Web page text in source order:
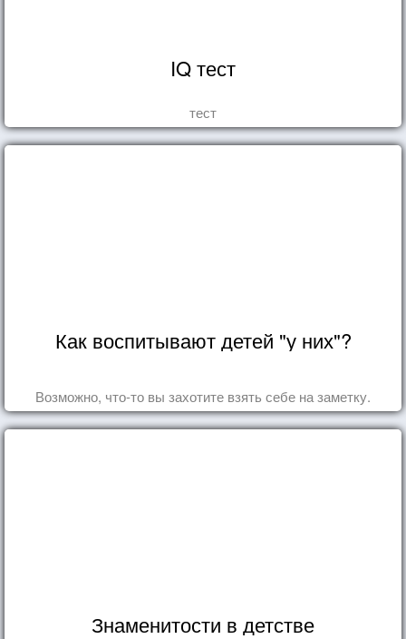
IQ тест
тест
Как воспитывают детей "у них"?
Возможно, что-то вы захотите взять себе на заметку.
Знаменитости в детстве